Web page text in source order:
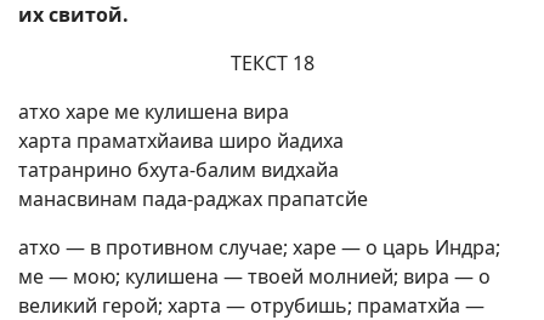
их свитой.
ТЕКСТ 18
атхо харе ме кулишена вира
харта праматхйаива широ йадиха
татранрино бхута-балим видхайа
манасвинам пада-раджах прапатсйе
атхо — в противном случае; харе — о царь Индра;
ме — мою; кулишена — твоей молнией; вира — о
великий герой; харта — отрубишь; праматхйа —